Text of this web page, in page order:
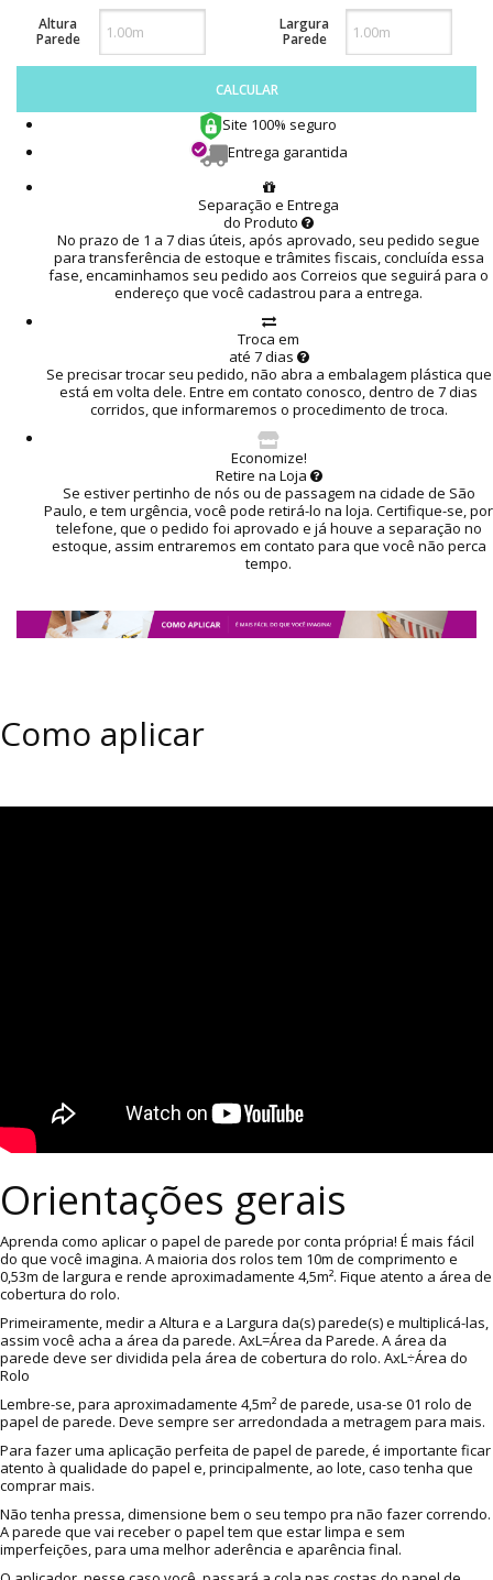
Altura
Parede
Largura
Parede
CALCULAR
Site 100% seguro
Entrega garantida
Separação e Entrega
do Produto
No prazo de 1 a 7 dias úteis, após aprovado, seu pedido segue
para transferência de estoque e trâmites fiscais, concluída essa
fase, encaminhamos seu pedido aos Correios que seguirá para o
endereço que você cadastrou para a entrega.
Troca em
até 7 dias
Se precisar trocar seu pedido, não abra a embalagem plástica que
está em volta dele. Entre em contato conosco, dentro de 7 dias
corridos, que informaremos o procedimento de troca.
Economize!
Retire na Loja
Se estiver pertinho de nós ou de passagem na cidade de São
Paulo, e tem urgência, você pode retirá-lo na loja. Certifique-se, por
telefone, que o pedido foi aprovado e já houve a separação no
estoque, assim entraremos em contato para que você não perca
tempo.
Como aplicar
Orientações gerais
Aprenda como aplicar o papel de parede por conta própria! É mais fácil
do que você imagina. A maioria dos rolos tem 10m de comprimento e
0,53m de largura e rende aproximadamente 4,5m². Fique atento a área de
cobertura do rolo.
Primeiramente, medir a Altura e a Largura da(s) parede(s) e multiplicá-las,
assim você acha a área da parede. AxL=Área da Parede. A área da
parede deve ser dividida pela área de cobertura do rolo. AxL÷Área do
Rolo
Lembre-se, para aproximadamente 4,5m² de parede, usa-se 01 rolo de
papel de parede. Deve sempre ser arredondada a metragem para mais.
Para fazer uma aplicação perfeita de papel de parede, é importante ficar
atento à qualidade do papel e, principalmente, ao lote, caso tenha que
comprar mais.
Não tenha pressa, dimensione bem o seu tempo pra não fazer correndo.
A parede que vai receber o papel tem que estar limpa e sem
imperfeições, para uma melhor aderência e aparência final.